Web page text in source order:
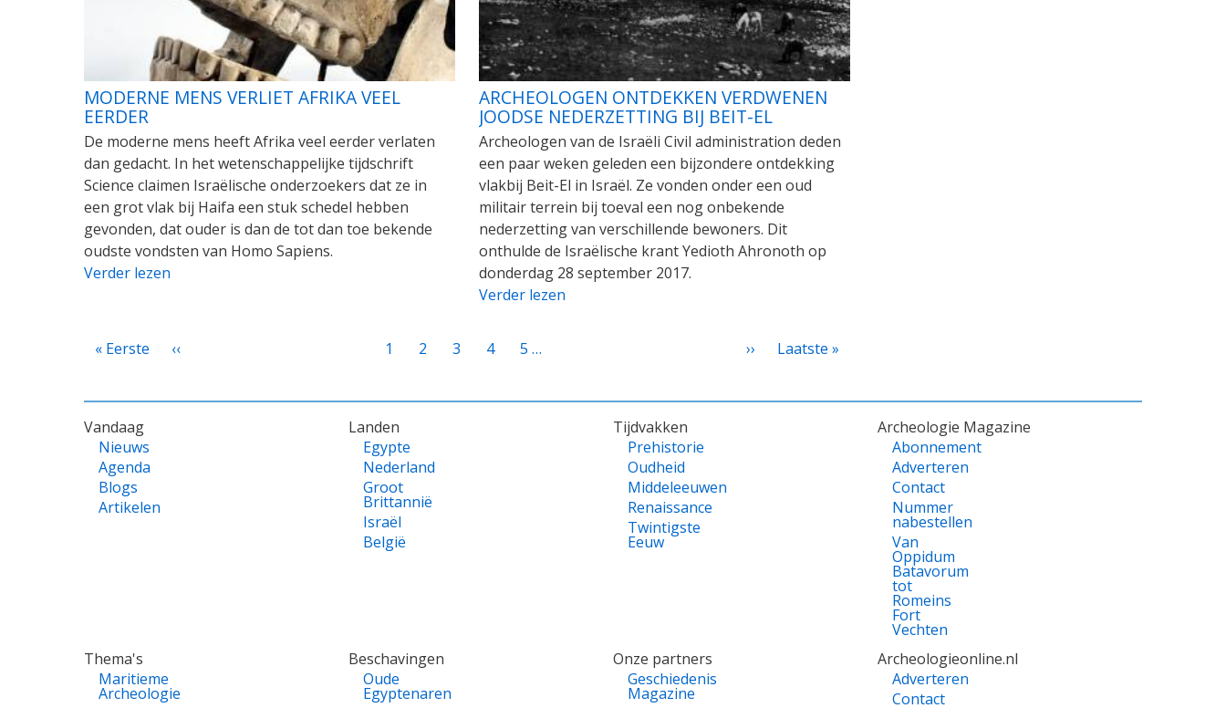
MODERNE MENS VERLIET AFRIKA VEEL
EERDER
De moderne mens heeft Afrika veel eerder verlaten
dan gedacht. In het wetenschappelijke tijdschrift
Science claimen Israëlische onderzoekers dat ze in
een grot vlak bij Haifa een stuk schedel hebben
gevonden, dat ouder is dan de tot dan toe bekende
oudste vondsten van Homo Sapiens.
Verder lezen
ARCHEOLOGEN ONTDEKKEN VERDWENEN
JOODSE NEDERZETTING BIJ BEIT-EL
Archeologen van de Israëli Civil administration deden
een paar weken geleden een bijzondere ontdekking
vlakbij Beit-El in Israël. Ze vonden onder een oud
militair terrein bij toeval een nog onbekende
nederzetting van verschillende bewoners. Dit
onthulde de Israëlische krant Yedioth Ahronoth op
donderdag 28 september 2017.
Verder lezen
PAGINATIE
Eerste
« Eerste
Vorige
‹‹ Page
1 Page
2
Huidige
3 Page
4 Page
5 …
Volgende
››
Laatste
Laatste »
VOET
Vandaag
Nieuws
Agenda
Blogs
Artikelen
Landen
Egypte
Nederland
Groot
Brittannië
Israël
België
Tijdvakken
Prehistorie
Oudheid
Middeleeuwen
Renaissance
Twintigste
Eeuw
Archeologie Magazine
Abonnement
Adverteren
Contact
Nummer
nabestellen
Van
Oppidum
Batavorum
tot
Romeins
Fort
Vechten
Thema's
Maritieme
Archeologie
Beschavingen
Oude
Egyptenaren
Onze partners
Geschiedenis
Magazine
Archeologieonline.nl
Adverteren
Contact